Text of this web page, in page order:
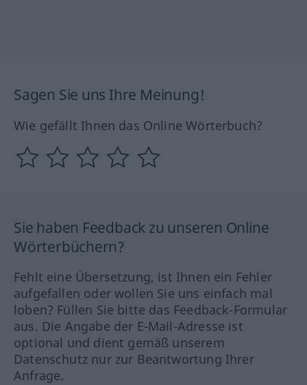
Sagen Sie uns Ihre Meinung!
Wie gefällt Ihnen das Online Wörterbuch?
Sie haben Feedback zu unseren Online
Wörterbüchern?
Fehlt eine Übersetzung, ist Ihnen ein Fehler
aufgefallen oder wollen Sie uns einfach mal
loben? Füllen Sie bitte das Feedback-Formular
aus. Die Angabe der E-Mail-Adresse ist
optional und dient gemäß unserem
Datenschutz nur zur Beantwortung Ihrer
Anfrage.